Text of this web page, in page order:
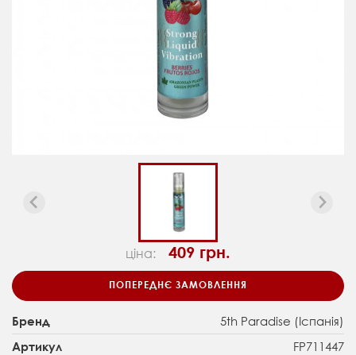
ціна: 409 грн.
ПОПЕРЕДНЄ ЗАМОВЛЕННЯ
Бренд 5th Paradise (Іспанія)
Артикул FP711447